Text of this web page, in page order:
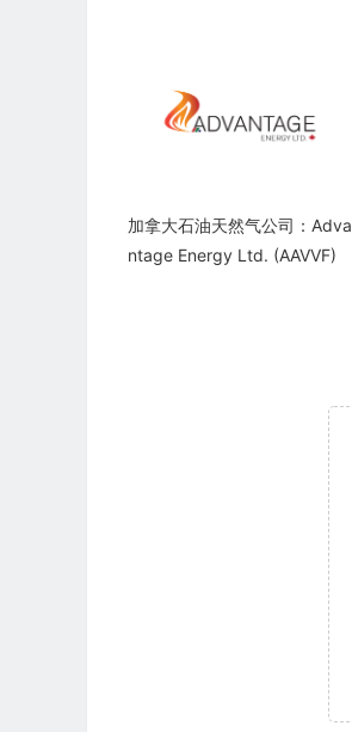
加拿大石油天然气公司：Adva
ntage Energy Ltd. (AAVVF)